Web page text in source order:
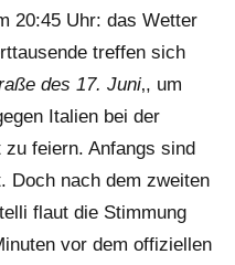
20:45 Uhr: das Wetter
treffen sich
des 17. Juni‚, um
Italien bei der
feiern. Anfangs sind
Doch nach dem zweiten
flaut die Stimmung
vor dem offiziellen